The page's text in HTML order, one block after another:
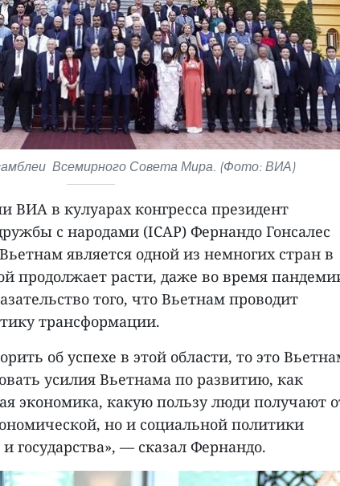
Всемирного Совета Мира. (Фото: ВИА)
ВИА в кулуарах конгресса президент
с народами (ICAP) Фернандо Гонсалес
является одной из немногих стран в
продолжает расти, даже во время
того, что Вьетнам проводит
трансформации.
об успехе в этой области, то это
усилия Вьетнама по развитию, как
экономика, какую пользу люди получают
но и социальной политики
государства», — сказал Фернандо.